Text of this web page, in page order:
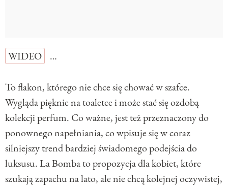
WIDEO …
To flakon, którego nie chce się chować w szafce.
Wygląda pięknie na toaletce i może stać się ozdobą
kolekcji perfum. Co ważne, jest też przeznaczony do
ponownego napełniania, co wpisuje się w coraz
silniejszy trend bardziej świadomego podejścia do
luksusu. La Bomba to propozycja dla kobiet, które
szukają zapachu na lato, ale nie chcą kolejnej oczywistej,